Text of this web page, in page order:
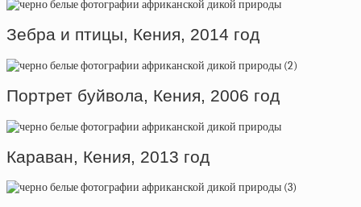
Зебра и птицы, Кения, 2014 год
Портрет буйвола, Кения, 2006 год
Караван, Кения, 2013 год